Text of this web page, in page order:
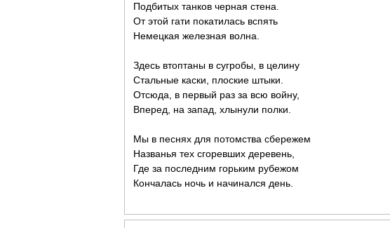
Подбитых танков черная стена.
От этой гати покатилась вспять
Немецкая железная волна.
Здесь втоптаны в сугробы, в целину
Стальные каски, плоские штыки.
Отсюда, в первый раз за всю войну,
Вперед, на запад, хлынули полки.
Мы в песнях для потомства сбережем
Названья тех сгоревших деревень,
Где за последним горьким рубежом
Кончалась ночь и начинался день.